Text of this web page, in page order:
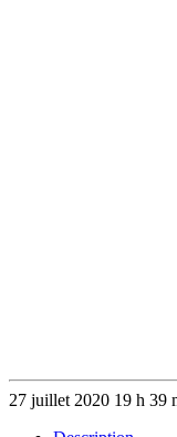
27 juillet 2020 19 h 39